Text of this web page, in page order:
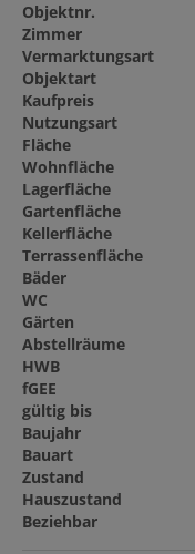
Objektnr.
Zimmer
Vermarktungsart
Objektart
Kaufpreis
Nutzungsart
Fläche
Wohnfläche
Lagerfläche
Gartenfläche
Kellerfläche
Terrassenfläche
Bäder
WC
Gärten
Abstellräume
HWB
fGEE
gültig bis
Baujahr
Bauart
Zustand
Hauszustand
Beziehbar